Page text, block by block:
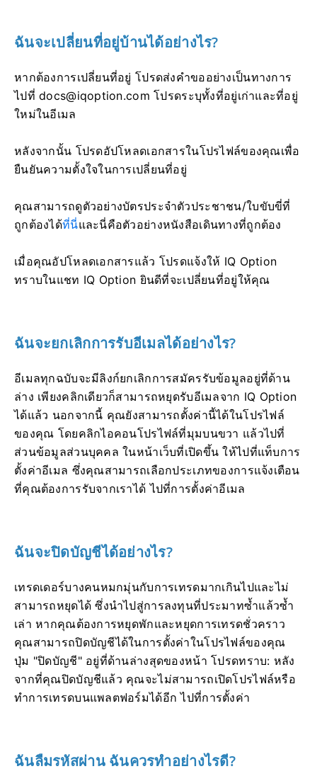
ฉันจะเปลี่ยนที่อยู่บ้านได้อย่างไร?
หากต้องการเปลี่ยนที่อยู่ โปรดส่งคำขออย่างเป็นทางการ
ไปที่docs@iqoption.com โปรดระบุทั้งที่อยู่เก่าและที่อยู่
ใหม่ในอีเมล
หลังจากนั้น โปรดอัปโหลดเอกสารในโปรไฟล์ของคุณเพื่อ
ยืนยันความตั้งใจในการเปลี่ยนที่อยู่
คุณสามารถดูตัวอย่างบัตรประจำตัวประชาชน/ใบขับขี่ที่
ถูกต้องได้ที่นี่และนี่คือตัวอย่างหนังสือเดินทางที่ถูกต้อง
เมื่อคุณอัปโหลดเอกสารแล้ว โปรดแจ้งให้ IQ Option
ทราบในแชท IQ Option ยินดีที่จะเปลี่ยนที่อยู่ให้คุณ
ฉันจะยกเลิกการรับอีเมลได้อย่างไร?
อีเมลทุกฉบับจะมีลิงก์ยกเลิกการสมัครรับข้อมูลอยู่ที่ด้าน
ล่าง เพียงคลิกเดียวก็สามารถหยุดรับอีเมลจาก IQ Option
ได้แล้ว นอกจากนี้ คุณยังสามารถตั้งค่านี้ได้ในโปรไฟล์
ของคุณ โดยคลิกไอคอนโปรไฟล์ที่มุมบนขวา แล้วไปที่
ส่วนข้อมูลส่วนบุคคล ในหน้าเว็บที่เปิดขึ้น ให้ไปที่แท็บการ
ตั้งค่าอีเมล ซึ่งคุณสามารถเลือกประเภทของการแจ้งเตือน
ที่คุณต้องการรับจากเราได้ ไปที่การตั้งค่าอีเมล
ฉันจะปิดบัญชีได้อย่างไร?
เทรดเดอร์บางคนหมกมุ่นกับการเทรดมากเกินไปและไม่
สามารถหยุดได้ ซึ่งนำไปสู่การลงทุนที่ประมาทซ้ำแล้วซ้ำ
เล่า หากคุณต้องการหยุดพักและหยุดการเทรดชั่วคราว
คุณสามารถปิดบัญชีได้ในการตั้งค่าในโปรไฟล์ของคุณ
ปุ่ม "ปิดบัญชี" อยู่ที่ด้านล่างสุดของหน้า โปรดทราบ: หลัง
จากที่คุณปิดบัญชีแล้ว คุณจะไม่สามารถเปิดโปรไฟล์หรือ
ทำการเทรดบนแพลตฟอร์มได้อีก ไปที่การตั้งค่า
ฉันลืมรหัสผ่าน ฉันควรทำอย่างไรดี?